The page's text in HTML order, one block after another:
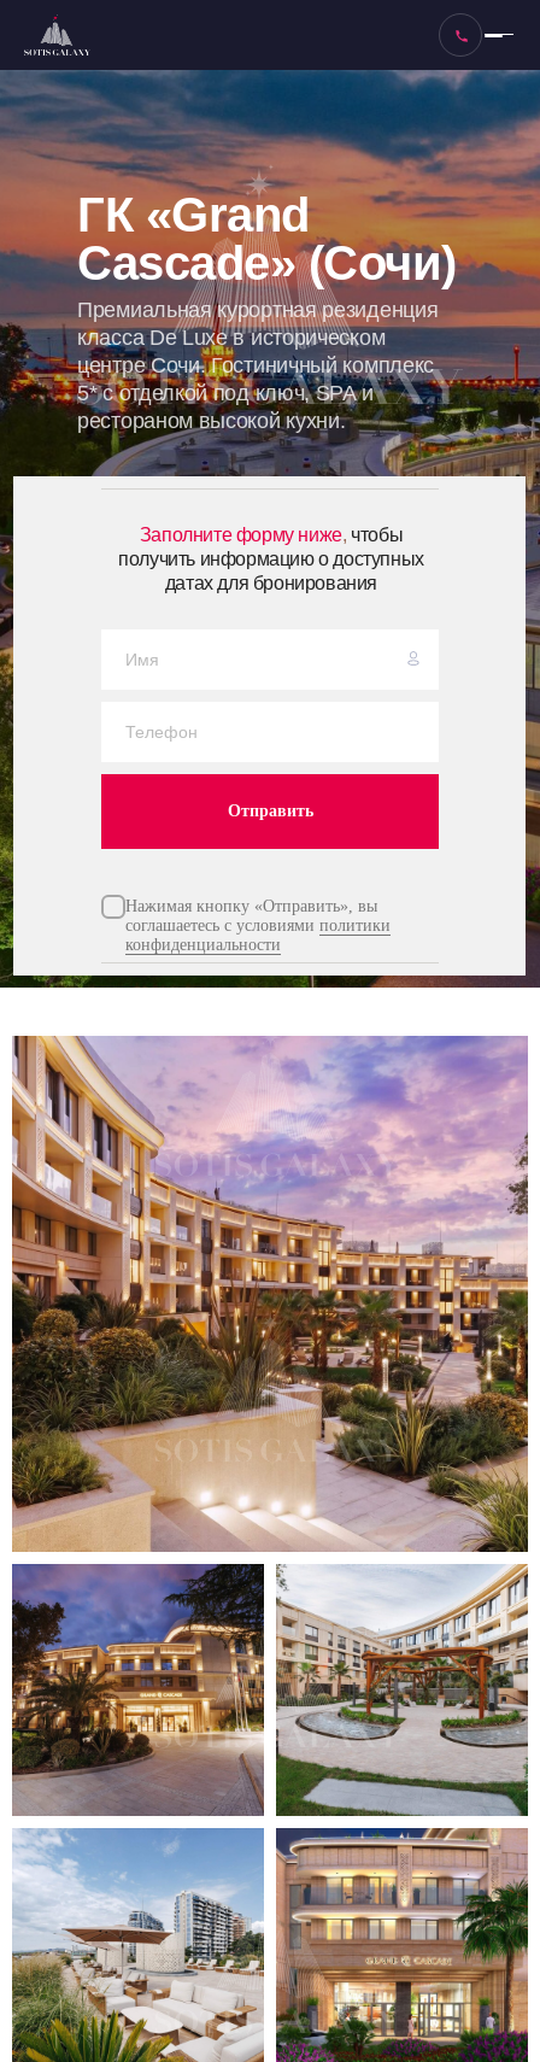
Нажимая кнопку «Отправить», вы
соглашаетесь с условиями политики
конфиденциальности
Отправить
Заполните форму ниже, чтобы
получить информацию о доступных
датах для бронирования
ГК «Grand
Cascade» (Сочи)
Премиальная курортная резиденция
класса De Luxe в историческом
центре Сочи. Гостиничный комплекс
5* с отделкой под ключ, SPA и
рестораном высокой кухни.